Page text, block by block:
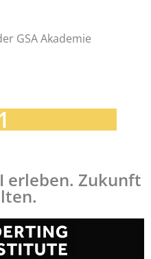
GSA Akademie
erleben. Zukunft